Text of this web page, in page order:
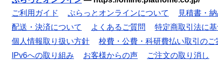
ご利用ガイド
ぷらっとオンラインについて
見積書・
配送・決済について
よくあるご質問
特定商取引法に
個人情報取り扱い方針
校費・公費・科研費払い取引のご
IPv6への取り組み
お客様からの声 ご注文の取り消し